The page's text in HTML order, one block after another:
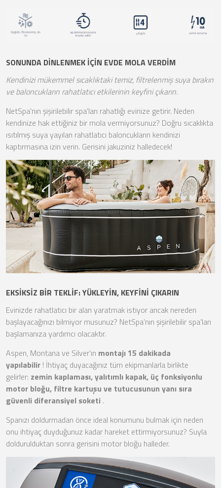
SONUNDA DİNLENMEK İÇİN EVDE MOLA VERDİM
Kendinizi mükemmel sıcaklıktaki temiz, filtrelenmiş suya bırakın
ve baloncukların rahatlatıcı etkilerinin keyfini çıkarın.
NetSpa'nın şişirilebilir spa'ları rahatlığı evinize getirir. Neden
kendinize hak ettiğiniz bir mola vermiyorsunuz? Doğru sıcaklıkta
ısıtılmış suya yayılan rahatlatıcı baloncukların kendinizi
kaptırmasına izin verin. Gerisini jakuziniz halledecek!
EKSİKSİZ BİR TEKLİF: YÜKLEYİN, KEYFİNİ ÇIKARIN
Evinizde rahatlatıcı bir alan yaratmak istiyor ancak nereden
başlayacağınızı bilmiyor musunuz? NetSpa'nın şişirilebilir spa'ları
başlamanıza yardımcı olacaktır.
Aspen, Montana ve Silver'ın montajı 15 dakikada
yapılabilir ! İhtiyaç duyacağınız tüm ekipmanlarla birlikte
gelirler: zemin kaplaması, yalıtımlı kapak, üç fonksiyonlu
motor bloğu, filtre kartuşu ve tutucusunun yanı sıra
güvenli diferansiyel soketi .
Spanızı doldurmadan önce ideal konumunu bulmak için neden
onu ihtiyaç duyduğunuz kadar hareket ettirmiyorsunuz? Suyla
doldurulduktan sonra gerisini motor bloğu halleder.